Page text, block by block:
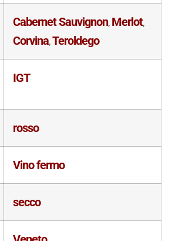
Cabernet Sauvignon,Merlot,
Corvina,Teroldego
IGT
rosso
Vino fermo
secco